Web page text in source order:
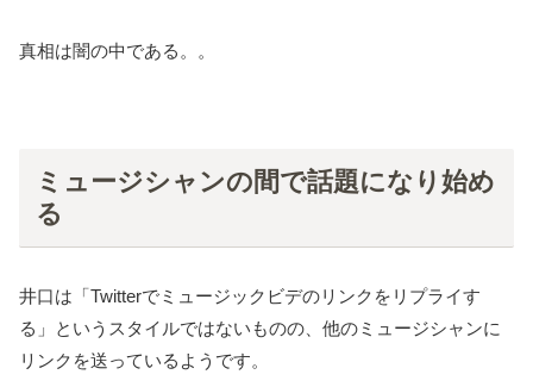
真相は闇の中である。。
ミュージシャンの間で話題になり始め
る
井口は「Twitterでミュージックビデのリンクをリプライす
る」というスタイルではないものの、他のミュージシャンに
リンクを送っているようです。